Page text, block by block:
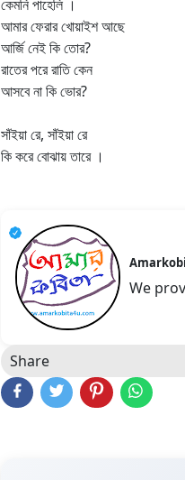
কেমনি পাহেলি ।
আমার ফেরার খোয়াইশ আছে
আর্জি নেই কি তোর?
রাতের পরে রাতি কেন
আসবে না কি ভোর?
সাঁইয়া রে, সাঁইয়া রে
কি করে বোঝায় তারে ।
We
Share